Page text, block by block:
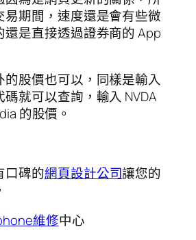
易期間，速度還是會有些微
還是直接透過證券商的 App
的股價也可以，同樣是輸入
就可以查詢，輸入 NVDA
的股價。
口碑的網頁設計公司讓您的
維修中心